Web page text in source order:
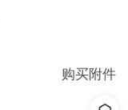
购买附件